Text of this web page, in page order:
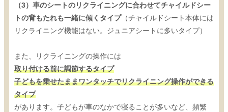
（3）車のシートのリクライニングに合わせてチャイルドシー
トの背もたれも一緒に傾くタイプ（チャイルドシート本体には
リクライニング機能はない。ジュニアシートに多いタイプ）
また、リクライニングの操作には
取り付ける前に調節するタイプ
子どもを乗せたままワンタッチでリクライニング操作ができる
タイプ
があります。子どもが車のなかで寝ることが多いなど、頻繁